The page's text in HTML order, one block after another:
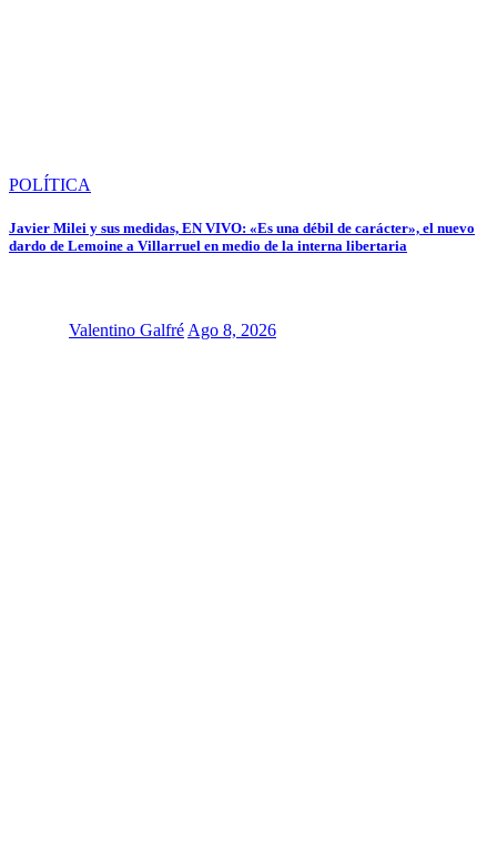
POLÍTICA
Javier Milei y sus medidas, EN VIVO: «Es una débil de carácter», el nuevo
dardo de Lemoine a Villarruel en medio de la interna libertaria
Valentino Galfré Ago 8, 2026